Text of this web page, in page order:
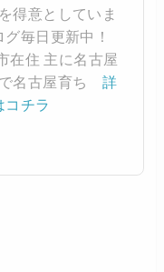
得意としていま
毎日更新中！
在住 主に名古屋
名古屋育ち 詳
コチラ